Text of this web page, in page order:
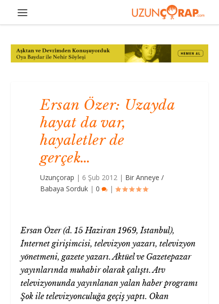
Ersan Özer: Uzayda
hayat da var,
hayaletler de
gerçek…
Uzunçorap | 6 Şub 2012 | Bir Anneye /
Babaya Sorduk |0 |
Ersan Özer (d. 15 Haziran 1969, İstanbul),
İnternet girişimcisi, televizyon yazarı, televizyon
yönetmeni, gazete yazarı.Aktüel ve Gazetepazar
yayınlarında muhabir olarak çalıştı. Atv
televizyonunda yayınlanan yalan haber programı
Şok ile televizyonculuğa geçiş yaptı. Okan